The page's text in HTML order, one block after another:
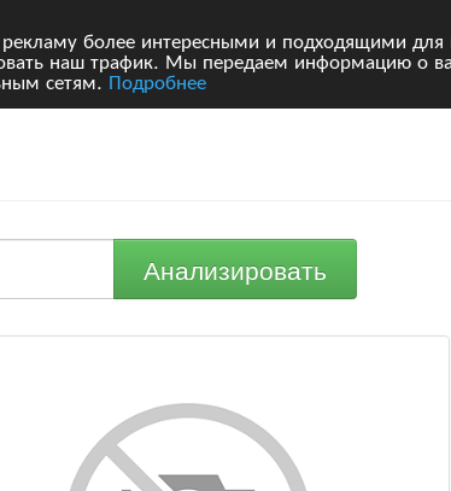
более интересными и подходящими для
наш трафик. Мы передаем информацию о
сетям. Подробнее
Анализировать